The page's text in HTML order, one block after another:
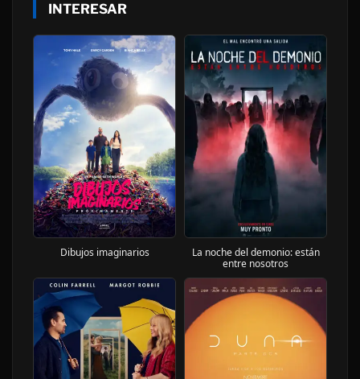
INTERESAR
Dibujos imaginarios
La noche del demonio: están
entre nosotros